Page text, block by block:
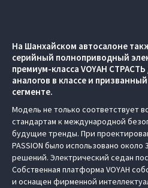
На Шанхайском автосалоне
серийный полноприводный
премиум-класса VOYAH
аналогов в классе и
сегменте.
Модель не только соответствует
стандартам к международной
будущие тренды. При
PASSION было использовано около
решений. Электрический седан
Cобственная платформа VOYAH
и оснащен фирменной